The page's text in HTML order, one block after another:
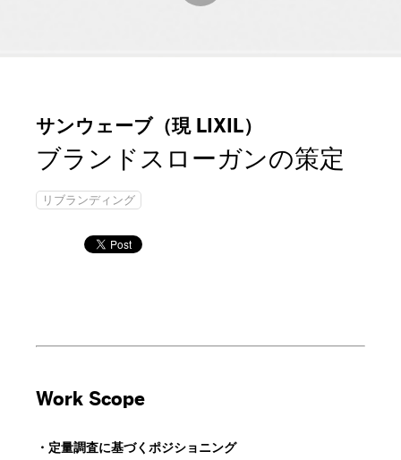
サンウェーブ（現 LIXIL）
ブランドスローガンの策定
リブランディング
Work Scope
・定量調査に基づくポジショニング